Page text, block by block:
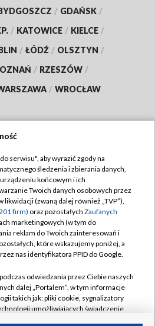
/ GDAŃSK /
/ KATOWICE / KIELCE /
/ ŁÓDŹ / OLSZTYN /
/ RZESZÓW /
/ WROCŁAW
TVP
TVP
prywatności
Moje zgody
Pomoc
Kontakt
serwisu", aby wyrazić zgody na
śledzenia i zbierania danych,
końcowym i ich
Twoich danych osobowych przez
likwidacji (zwaną dalej również „TVP”),
firm) oraz pozostałych Zaufanych
marketingowych (w tym do
reklam do Twoich zainteresowań i
które wskazujemy poniżej, a
nas identyfikatora PPID do Google.
odwiedzania przez Ciebie naszych
dalej „Portalem”, w tym informacje
takich jak: pliki cookie, sygnalizatory
umożliwiających świadczenie